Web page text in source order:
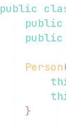
public
public
public
Person
}